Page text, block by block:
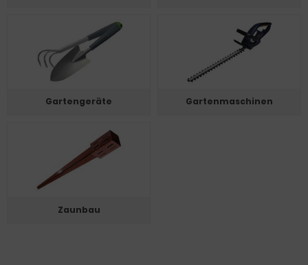
Gartengeräte Gartenmaschinen
Zaunbau